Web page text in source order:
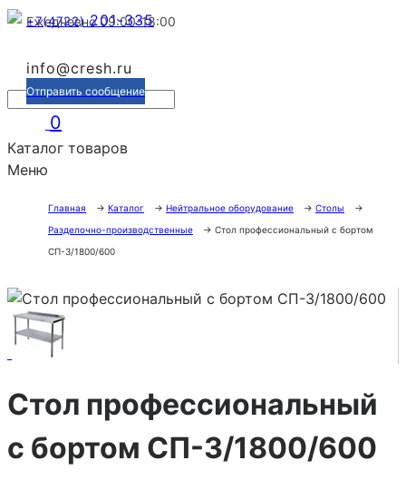
+7(4722)201-335
Ежедневно 09:00-18:00
info@cresh.ru
Отправить сообщение
0
Каталог товаров
Меню
Главная → Каталог → Нейтральное оборудование → Столы
→
Разделочно-производственные
→ Стол профессиональный с бортом
СП-3/1800/600
Стол профессиональный
с бортом СП-3/1800/600